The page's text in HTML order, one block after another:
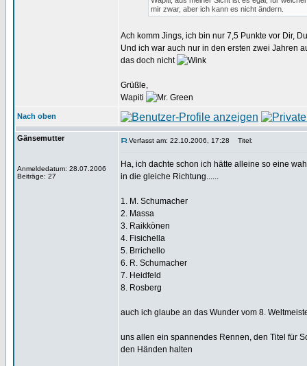
mir zwar, aber ich kann es nicht ändern.
Ach komm Jings, ich bin nur 7,5 Punkte vor Dir,
Und ich war auch nur in den ersten zwei Jahren
das doch nicht
Grüßle,
Wapiti
Nach oben
Gänsemutter
Anmeldedatum: 28.07.2006
Beiträge: 27
Verfasst am: 22.10.2006, 17:28 Titel:
Ha, ich dachte schon ich hätte alleine so eine
in die gleiche Richtung......
1. M. Schumacher
2. Massa
3. Raikkönen
4. Fisichella
5. Brrichello
6. R. Schumacher
7. Heidfeld
8. Rosberg
auch ich glaube an das Wunder vom 8.
uns allen ein spannendes Rennen, den Titel für
den Händen halten